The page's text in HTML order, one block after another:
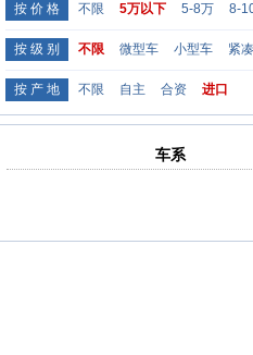
按 价 格 不限 5万以下 5-8万 8-
按 级 别 不限 微型车 小型车 紧
按 产 地 不限 自主 合资 进口
车系